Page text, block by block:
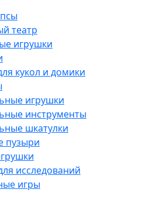
театр
игрушки
кукол и домики
игрушки
инструменты
шкатулки
пузыри
исследований
игры